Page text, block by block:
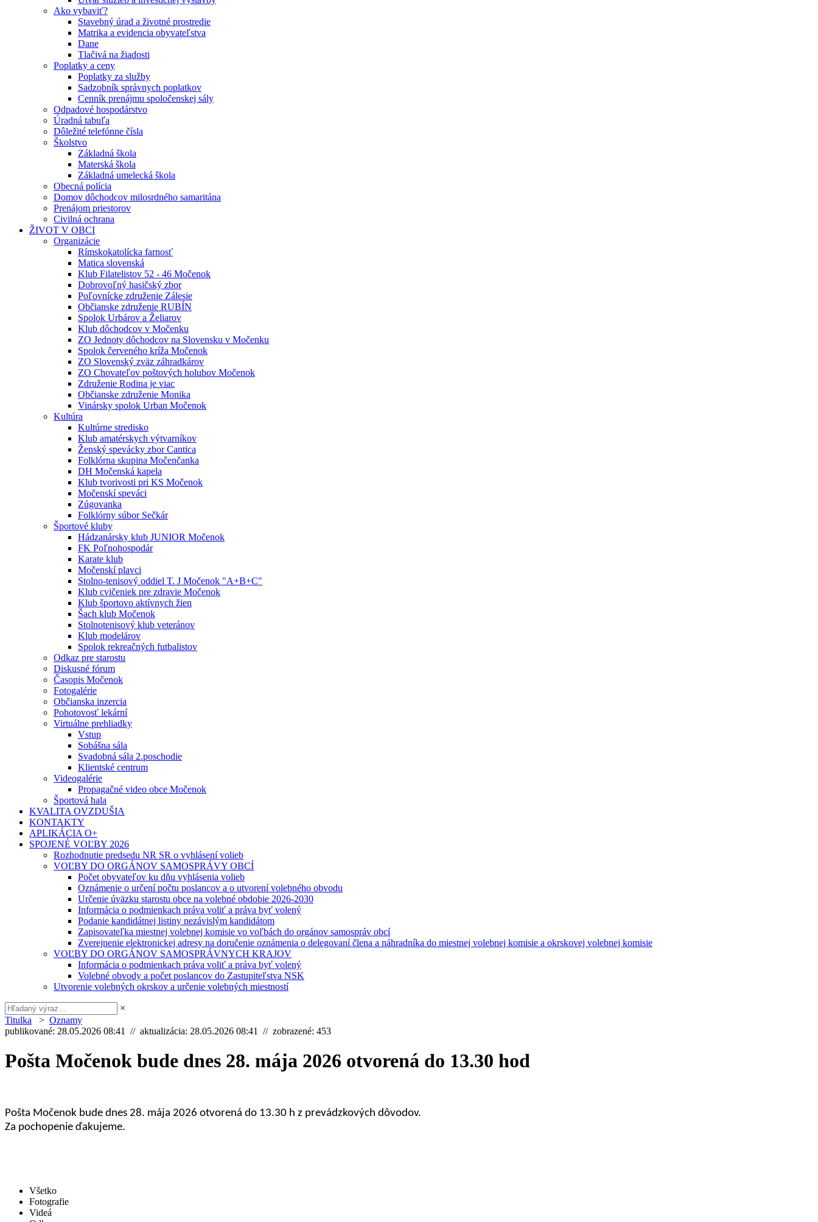
Ako vybaviť?
Stavebný úrad a životné prostredie
Matrika a evidencia obyvateľstva
Dane
Tlačivá na žiadosti
Poplatky a ceny
Poplatky za služby
Sadzobník správnych poplatkov
Cenník prenájmu spoločenskej sály
Odpadové hospodárstvo
Úradná tabuľa
Dôležité telefónne čísla
Školstvo
Základná škola
Materská škola
Základná umelecká škola
Obecná polícia
Domov dôchodcov milosrdného samaritána
Prenájom priestorov
Civilná ochrana
ŽIVOT V OBCI
Organizácie
Rímskokatolícka farnosť
Matica slovenská
Klub Filatelistov 52 - 46 Močenok
Dobrovoľný hasičský zbor
Poľovnícke združenie Zálesie
Občianske združenie RUBÍN
Spolok Urbárov a Želiarov
Klub dôchodcov v Močenku
ZO Jednoty dôchodcov na Slovensku v Močenku
Spolok červeného kríža Močenok
ZO Slovenský zväz záhradkárov
ZO Chovateľov poštových holubov Močenok
Združenie Rodina je viac
Občianske združenie Monika
Vinársky spolok Urban Močenok
Kultúra
Kultúrne stredisko
Klub amatérskych výtvarníkov
Ženský spevácky zbor Cantica
Folklórna skupina Močenčanka
DH Močenská kapela
Klub tvorivosti pri KS Močenok
Močenskí speváci
Zúgovanka
Folklórny súbor Sečkár
Športové kluby
Hádzanársky klub JUNIOR Močenok
FK Poľnohospodár
Karate klub
Močenskí plavci
Stolno-tenisový oddiel T. J Močenok "A+B+C"
Klub cvičeniek pre zdravie Močenok
Klub športovo aktívnych žien
Šach klub Močenok
Stolnotenisový klub veteránov
Klub modelárov
Spolok rekreačných futbalistov
Odkaz pre starostu
Diskusné fórum
Časopis Močenok
Fotogalérie
Občianska inzercia
Pohotovosť lekární
Virtuálne prehliadky
Vstup
Sobášna sála
Svadobná sála 2.poschodie
Klientské centrum
Videogalérie
Propagačné video obce Močenok
Športová hala
KVALITA OVZDUŠIA
KONTAKTY
APLIKÁCIA O+
SPOJENÉ VOĽBY 2026
Rozhodnutie predsedu NR SR o vyhlásení volieb
VOĽBY DO ORGÁNOV SAMOSPRÁVY OBCÍ
Počet obyvateľov ku dňu vyhlásenia volieb
Oznámenie o určení počtu poslancov a o utvorení volebného obvodu
Určenie úväzku starostu obce na volebné obdobie 2026-2030
Informácia o podmienkach práva voliť a práva byť volený
Podanie kandidátnej listiny nezávislým kandidátom
Zapisovateľka miestnej volebnej komisie vo voľbách do orgánov samospráv obcí
Zverejnenie elektronickej adresy na doručenie oznámenia o delegovaní člena a náhradníka do miestnej volebnej komisie a okrskovej volebnej komisie
VOĽBY DO ORGÁNOV SAMOSPRÁVNYCH KRAJOV
Informácia o podmienkach práva voliť a práva byť volený
Volebné obvody a počet poslancov do Zastupiteľstva NSK
Utvorenie volebných okrskov a určenie volebných miestností
×
Titulka > Oznamy
publikované: 28.05.2026 08:41 // aktualizácia: 28.05.2026 08:41 // zobrazené: 453
Pošta Močenok bude dnes 28. mája 2026 otvorená do 13.30 hod
Pošta Močenok bude dnes 28. mája 2026 otvorená do 13.30 h z prevádzkových dôvodov.
Za pochopenie ďakujeme.
Všetko
Fotografie
Videá